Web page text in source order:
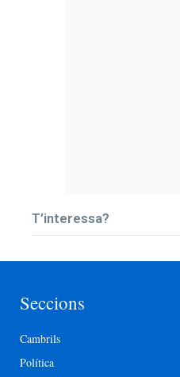
T’interessa?
Seccions
Cambrils
Política